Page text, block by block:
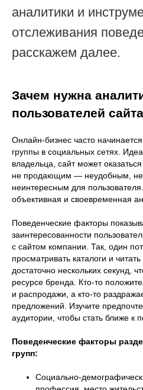
аналитики и
отслеживания
расскажем далее.
Зачем нужна
пользователей сайта
Онлайн-бизнес часто
группы в социальных сетях.
владельца, сайт может
не продающим — неудобным,
неинтересным для
объективная и своевременная
Поведенческие факторы
заинтересованности
с сайтом компании. Так, один
просматривать каталоги и
достаточно нескольких секунд,
ресурсе бренда. Кто-то
и распродажи, а кто-то
предложений. Изучите
аудитории, чтобы стать ближе к
Поведенческие факторы
групп:
Социально-